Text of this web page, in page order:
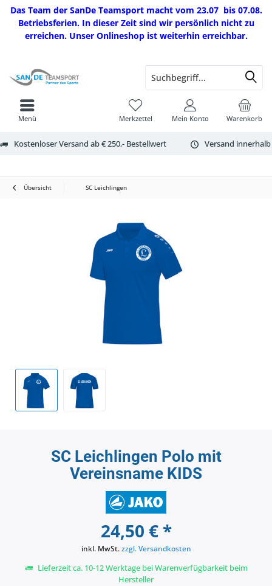
Das Team der SanDe Teamsport macht vom 23.07 bis 07.08.
Betriebsferien. In dieser Zeit sind wir persönlich nicht zu
erreichen. Unser Onlineshop ist weiterhin erreichbar.
Kostenloser Versand ab € 250,- Bestellwert Versand
Warenkorb
Merkzettel Mein Konto
Menü
Übersicht SC Leichlingen
SC Leichlingen Polo mit
Vereinsname KIDS
24,50 € *
inkl. MwSt.zzgl. Versandkosten
Lieferzeit ca. 10-12 Werktage bei Warenverfügbarkeit beim
Hersteller